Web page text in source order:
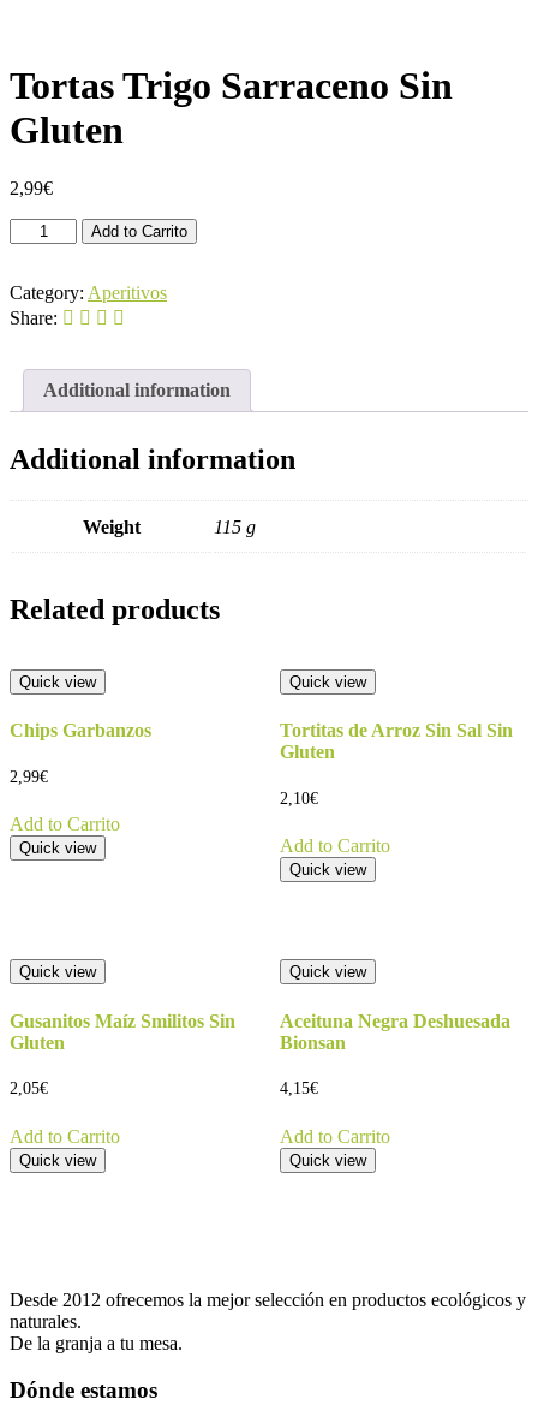
Tortas Trigo Sarraceno Sin
Gluten
2,99€
Tortas
Trigo
Sin
Gluten
Add to Carrito
Category: Aperitivos
Share:
Additional information
Additional information
Weight 115 g
Related products
Quick view
Chips Garbanzos
2,99€
Add to Carrito
Quick view
Quick view
Tortitas de Arroz Sin Sal Sin
Gluten
2,10€
Add to Carrito
Quick view
Quick view
Gusanitos Maíz Smilitos Sin
Gluten
2,05€
Add to Carrito
Quick view
Quick view
Aceituna Negra Deshuesada
Bionsan
4,15€
Add to Carrito
Quick view
Desde 2012 ofrecemos la mejor selección en productos ecológicos y
naturales.
De la granja a tu mesa.
Dónde estamos